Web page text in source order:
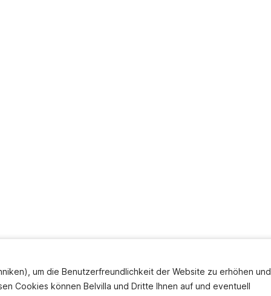
um die Benutzerfreundlichkeit der Website zu erhöhen und
Cookies können Belvilla und Dritte Ihnen auf und eventuell